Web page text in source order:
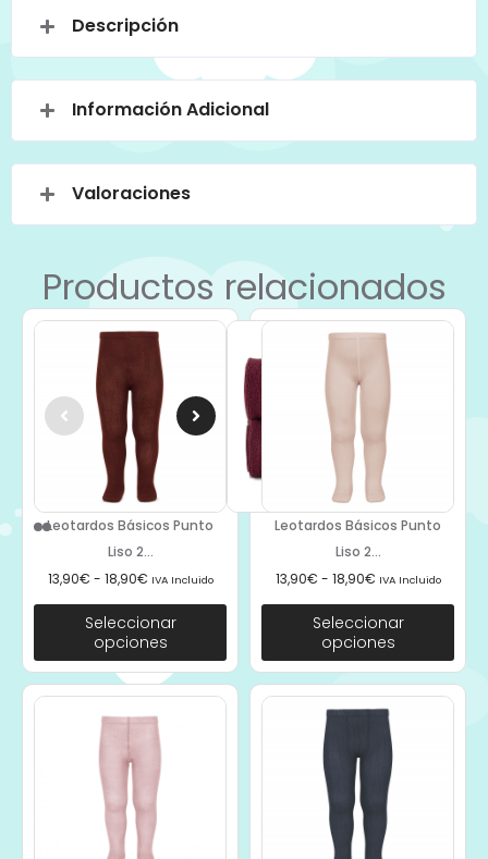
Descripción
Información Adicional
Valoraciones
Productos relacionados
Leotardos Básicos Punto
Liso 2...
13,90€ - 18,90€ IVA Incluido
Seleccionar
opciones
Leotardos Básicos Punto
Liso 2...
13,90€ - 18,90€ IVA Incluido
Seleccionar
opciones